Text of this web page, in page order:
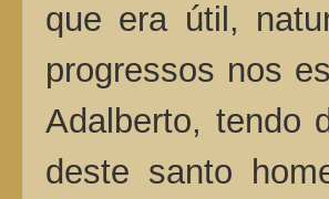
que era útil,
progressos nos
Adalberto, tendo
deste santo